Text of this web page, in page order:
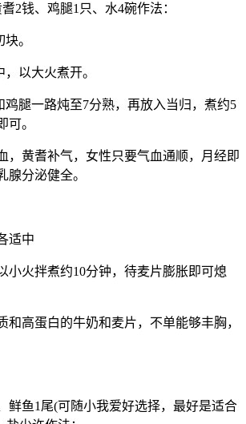
2钱、鸡腿1只、水4碗作法：
。
以大火煮开。
鸡腿一路炖至7分熟，再放入当归，煮约5
可。
，黄耆补气，女性只要气血通顺，月经即
腺分泌健全。
适中
小火拌煮约10分钟，待麦片膨胀即可熄
和高蛋白的牛奶和麦片，不单能够丰胸，
鲜鱼1尾(可随小我爱好选择，最好是适合